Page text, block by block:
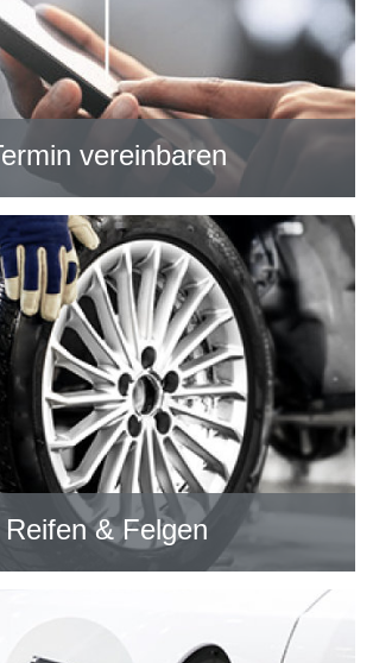
vereinbaren
Reifen & Felgen